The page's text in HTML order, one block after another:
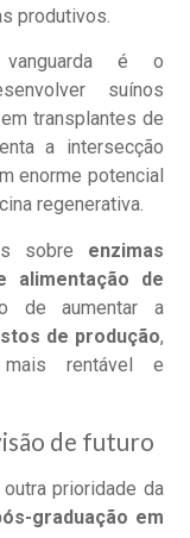
produtivos.
é o
suínos
transplantes de
a intersecção
enorme potencial
regenerativa.
sobre enzimas
alimentação de
de aumentar a
de produção,
mais rentável e
de futuro
prioridade da
graduação em